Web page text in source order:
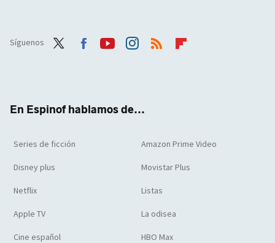
Síguenos
En Espinof hablamos de...
Series de ficción Amazon Prime Video
Disney plus Movistar Plus
Netflix Listas
Apple TV La odisea
Cine español HBO Max